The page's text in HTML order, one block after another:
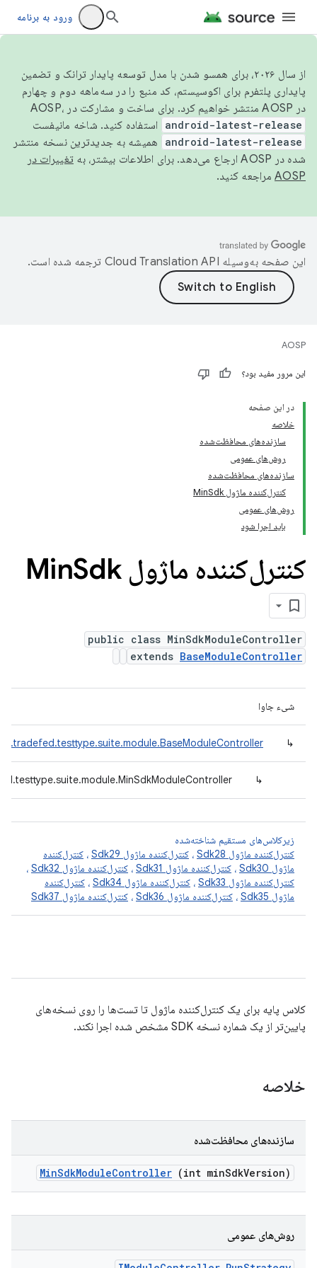
ورود به برنامه
از سال ۲۰۲۶، برای همسو شدن با مدل توسعه پایدار ترانک و تضمین
پایداری پلتفرم برای اکوسیستم، کد منبع را در سه‌ماهه دوم و چهارم
در AOSP منتشر خواهیم کرد. برای ساخت و مشارکت در AOSP،
android-latest-release استفاده کنید. شاخه مانیفست
android-latest-release
همیشه به جدیدترین نسخه منتشر
شده در AOSP ارجاع می‌دهد. برای اطلاعات بیشتر، به
تغییرات در
AOSP مراجعه کنید.
این صفحه به‌وسیله ترجمه شده است.
AOSP
این مرور مفید بود؟
در این صفحه
خلاصه
سازنده‌های محافظت‌شده
روش‌های عمومی
سازنده‌های محافظت‌شده
کنترل‌کننده ماژول MinSdk
روش‌های عمومی
باید اجرا شود
کنترل‌کننده ماژول MinSdk
public class MinSdkModuleController
extends BaseModuleController
شیء جاوا
↳
↳
زیرکلاس‌های مستقیم شناخته‌شده
کنترل‌کننده ماژول Sdk28
، کنترل‌کننده ماژول Sdk29 ، کنترل‌کننده
ماژول Sdk30
، کنترل‌کننده ماژول Sdk31 ، کنترل‌کننده ماژول Sdk32
،
کنترل‌کننده ماژول Sdk33
، کنترل‌کننده ماژول Sdk34 ، کنترل‌کننده
ماژول Sdk35
، کنترل‌کننده ماژول Sdk36 ، کنترل‌کننده ماژول Sdk37
کلاس پایه برای یک کنترل‌کننده ماژول تا تست‌ها را روی نسخه‌های
پایین‌تر از یک شماره نسخه SDK مشخص شده اجرا نکند.
خلاصه
سازنده‌های محافظت‌شده
MinSdkModuleController (int minSdkVersion)
روش‌های عمومی